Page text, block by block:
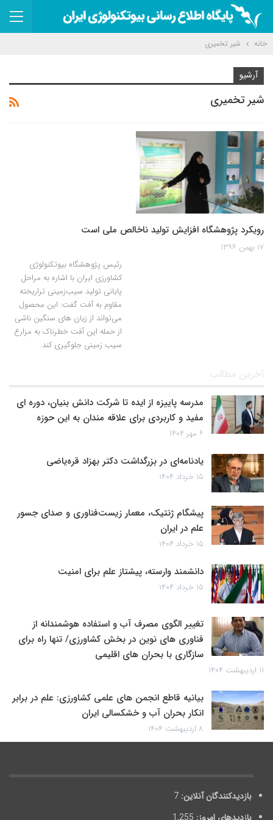
خانه شیر تخمیری
آرشیو
شیر تخمیری
رویکرد پژوهشگاه افزایش تولید ناخالص ملی است
۱۷ بهمن ۱۳۹۶
رئیس پژوهشگاه بیوتکنولوژی
کشاورزی ایران با اشاره به مراحل
پایانی تولید سیب‌زمینی تراریخته
مقاوم به آفت گفت: این محصول
می‌تواند از زیان های سنگین ناشی
از حمله این آفت خطرناک به مزارع
سیب زمینی جلوگیری کند.
آخرین مطالب
مدرسه پاییزه از ایده تا شرکت دانش بنیان، دوره ای
مفید و کاربردی برای علاقه مندان به این حوزه
۶ مهر ۱۴۰۴
یادنامه‌ای در بزرگداشت دکتر بهزاد قره‌یاضی
۱۵ خرداد ۱۴۰۴
پیشگام ژنتیک، معمار زیست‌فناوری و صدای جسور
علم در ایران
۱۵ خرداد ۱۴۰۴
دانشمند وارسته، پیشتاز علم برای امنیت
۱۵ خرداد ۱۴۰۴
تغییر الگوی مصرف آب و استفاده هوشمندانه از
فناوری های نوین در بخش کشاورزی/ تنها راه برای
سازگاری با بحران های اقلیمی
۱۱ اردیبهشت ۱۴۰۴
بیانیه قاطع انجمن های علمی کشاورزی: علم در برابر
انکار بحران آب و خشکسالی ایران
۸ اردیبهشت ۱۴۰۴
بازدیدکنندگان آنلاین: 7